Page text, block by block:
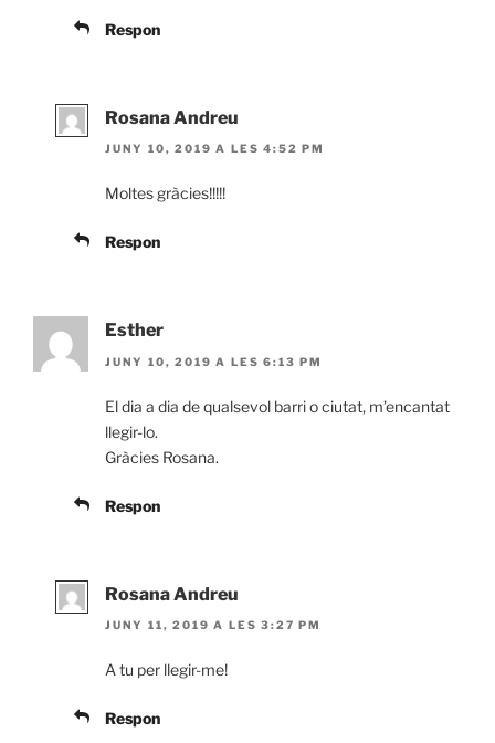
Respon
Rosana Andreu
JUNY 10, 2019 A LES 4:52 PM
Moltes gràcies!!!!!
Respon
Esther
JUNY 10, 2019 A LES 6:13 PM
El dia a dia de qualsevol barri o ciutat, m’encantat
llegir-lo.
Gràcies Rosana.
Respon
Rosana Andreu
JUNY 11, 2019 A LES 3:27 PM
A tu per llegir-me!
Respon